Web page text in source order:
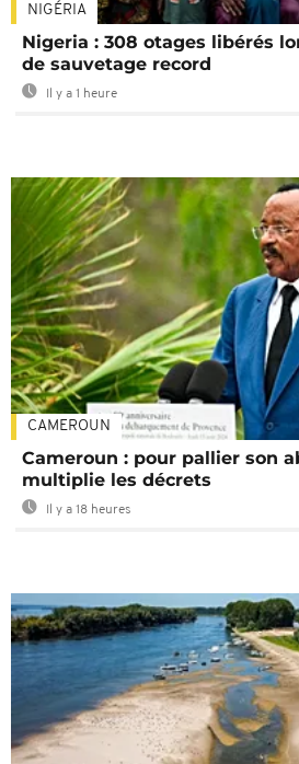
NIGÉRIA
Nigeria : 308 otages libérés
de sauvetage record
Il y a 1 heure
CAMEROUN
Cameroun : pour pallier son
multiplie les décrets
Il y a 18 heures